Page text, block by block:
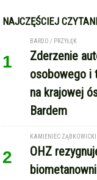
NAJCZĘŚCIEJ
1
BARDO / PRZYŁĘK
Zderzenie
osobowego i
na krajowej
Bardem
2
KAMIENIEC ZĄBKOWICKI
OHZ